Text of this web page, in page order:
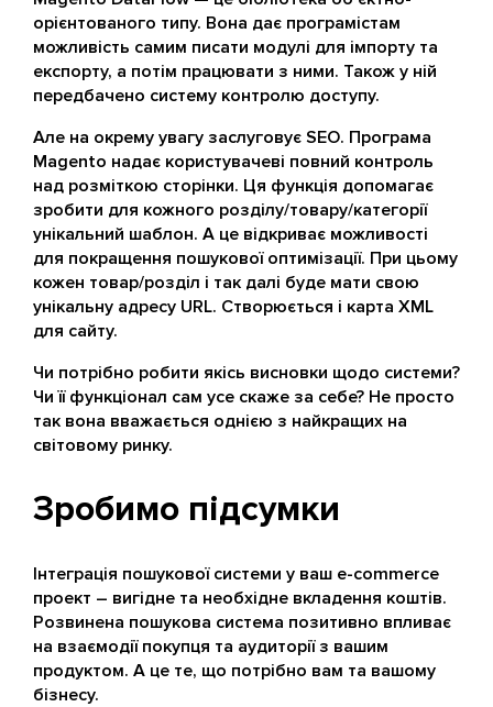
орієнтованого типу. Вона дає програмістам
можливість самим писати модулі для імпорту та
експорту, а потім працювати з ними. Також у ній
передбачено систему контролю доступу.
Але на окрему увагу заслуговує SEO. Програма
Magento надає користувачеві повний контроль
над розміткою сторінки. Ця функція допомагає
зробити для кожного розділу/товару/категорії
унікальний шаблон. А це відкриває можливості
для покращення пошукової оптимізації. При цьому
кожен товар/розділ і так далі буде мати свою
унікальну адресу URL. Створюється і карта XML
для сайту.
Чи потрібно робити якісь висновки щодо системи?
Чи її функціонал сам усе скаже за себе? Не просто
так вона вважається однією з найкращих на
світовому ринку.
Зробимо підсумки
Інтеграція пошукової системи у ваш e-commerce
проект – вигідне та необхідне вкладення коштів.
Розвинена пошукова система позитивно впливає
на взаємодії покупця та аудиторії з вашим
продуктом. А це те, що потрібно вам та вашому
бізнесу.